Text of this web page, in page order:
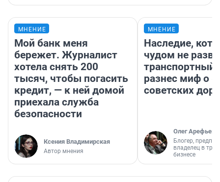
МНЕНИЕ
Мой банк меня
бережет. Журналист
хотела снять 200
тысяч, чтобы погасить
кредит, — к ней домой
приехала служба
безопасности
Ксения Владимирская
Автор мнения
МНЕНИЕ
Наследие,
чудом не
транспортный
разнес миф о
советских
Олег Арефьев
Блогер,
владелец в
бизнесе